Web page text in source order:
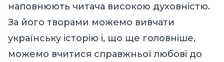
наповнюють читача високою духовністю.
За його творами можемо вивчати
українську історію і, що ще головніше,
можемо вчитися справжньої любові до